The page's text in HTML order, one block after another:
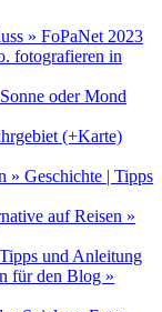
» FoPaNet 2023
fotografieren in
oder Mond
(+Karte)
» Geschichte | Tipps
auf Reisen »
und Anleitung
für den Blog »